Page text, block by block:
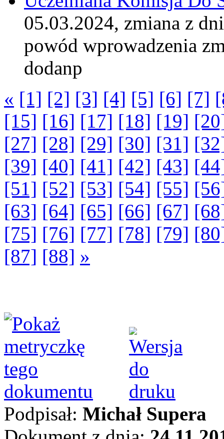
05.03.2024, zmiana z
powód wprowadzenia
dodanp
« [1] [2] [3] [4] [5] [6] [7]
[15] [16] [17] [18] [19]
[27] [28] [29] [30] [31]
[39] [40] [41] [42] [43]
[51] [52] [53] [54] [55]
[63] [64] [65] [66] [67]
[75] [76] [77] [78] [79]
[87] [88] »
Podpisał: Michał Supera